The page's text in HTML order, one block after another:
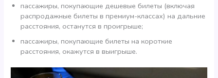
пассажиры, покупающие дешевые билеты (включая
распродажные билеты в премиум-классах) на дальние
расстояния, останутся в проигрыше;
пассажиры, покупающие билеты на короткие
расстояния, окажутся в выигрыше.